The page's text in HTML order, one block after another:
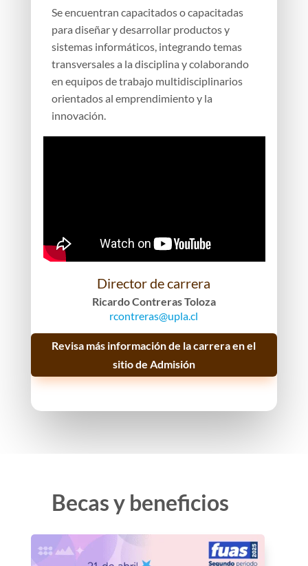
Se encuentran capacitados o capacitadas
para diseñar y desarrollar productos y
sistemas informáticos, integrando temas
transversales a la disciplina y colaborando
en equipos de trabajo multidisciplinarios
orientados al emprendimiento y la
innovación.
Director de carrera
Ricardo Contreras Toloza
rcontreras@upla.cl
Revisa más información de la carrera en el
sitio de Admisión
Becas y beneficios